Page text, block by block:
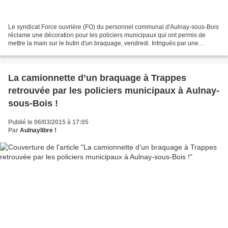
Le syndicat Force ouvrière (FO) du personnel communal d'Aulnay-sous-Bois
réclame une décoration pour les policiers municipaux qui ont permis de
mettre la main sur le butin d'un braquage, vendredi. Intrigués par une
La camionnette d’un braquage à Trappes
retrouvée par les policiers municipaux à Aulnay-
sous-Bois !
Publié le 06/03/2015 à 17:05
Par Aulnaylibre !